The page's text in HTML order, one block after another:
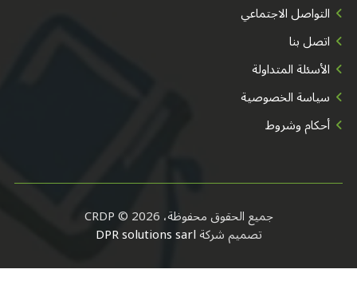
التواصل الاجتماعي
اتصل بنا
الأسئلة المتداولة
سياسة الخصوصية
أحكام وشروط
جميع الحقوق محفوظة، CRDP © 2026
تصميم شركةDPR solutions sarl